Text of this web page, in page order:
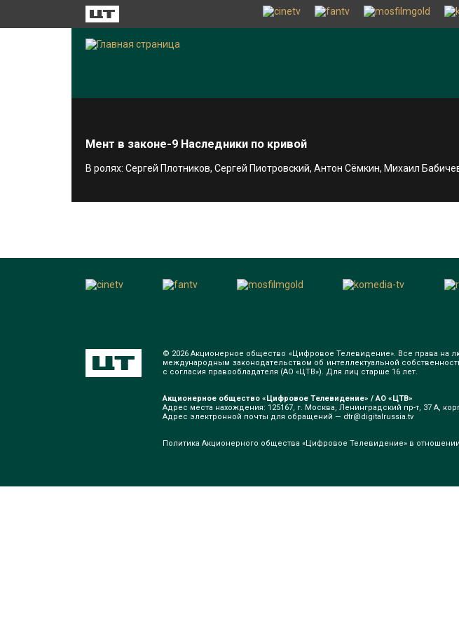
Мент в законе-9 Наследники по кривой
В ролях: Сергей Плотников, Сергей Пиотровский, Антон Сёмкин, Михаил
© 2026 Акционерное общество «Цифровое Телевидение». Все права на
международным законодательством об интеллектуальной
с согласия правообладателя (АО «ЦТВ»). Для лиц старше 16 лет.
Акционерное общество «Цифровое Телевидение» / АО «ЦТВ»
Адрес места нахождения: 125167, г. Москва, Ленинградский пр-т, 37 А,
Адрес электронной почты для обращений — dtr@digitalrussia.tv
Политика Акционерного общества «Цифровое Телевидение» в